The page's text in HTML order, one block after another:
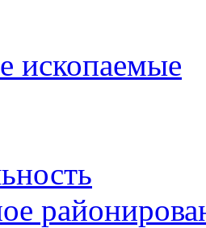
ископаемые